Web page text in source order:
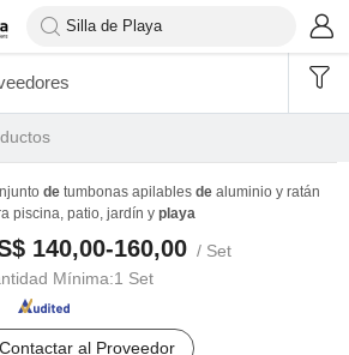
de tumbonas apilables de aluminio y ratán
piscina, patio, jardín y playa
140,00-160,00 / Set
Mínima:1 Set
Contactar al Proveedor